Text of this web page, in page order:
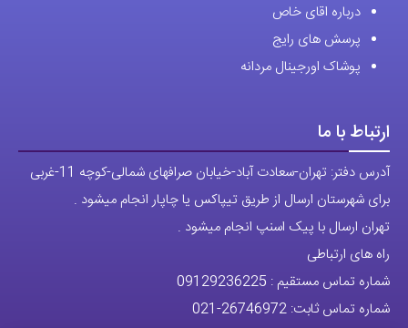
درباره اقای خاص
پرسش های رایج
پوشاک اورجینال مردانه
ارتباط با ما
آدرس دفتر: تهران-سعادت آباد-خیابان صرافهای شمالی-کوچه 11-غربی
برای شهرستان ارسال از طریق تیپاکس یا چاپار انجام میشود .
تهران ارسال با پیک اسنپ انجام میشود .
راه های ارتباطی
شماره تماس مستقیم : 09129236225
شماره تماس ثابت: 26746972
-021